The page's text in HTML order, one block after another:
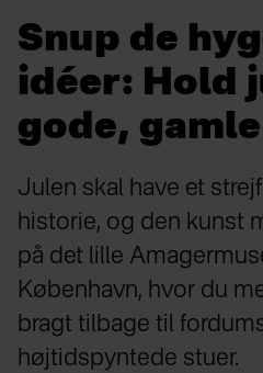
Snup de
idéer: Hold
gode,
Julen skal have et
historie, og den kunst
på det lille
København, hvor du
bragt tilbage til
højtidspyntede stuer.